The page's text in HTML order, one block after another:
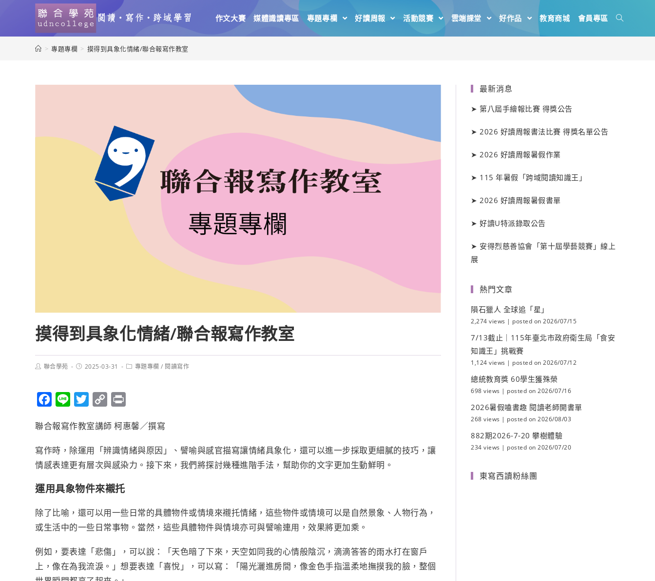
作文大賽 媒體識讀專區 專題專欄 好讀周報 活動競賽 雲端課堂 好作品 教育商城 會員專區
> 專題專欄 > 摸得到具象化情緒/聯合報寫作教室
摸得到具象化情緒/聯合報寫作教室
聯合學苑 2025-03-31 專題專欄 / 閱讀寫作
c
o
o
n
i
t
e
r
p
L
n
i
t
聯合報寫作教室講師 柯惠馨／撰寫
寫作時，除運用「辨識情緒與原因」、譬喻與感官描寫讓情緒具象化，還可以進一步採取更細膩的技巧，讓
情感表達更有層次與感染力。接下來，我們將探討幾種進階手法，幫助你的文字更加生動鮮明。
運用具象物件來襯托
除了比喻，還可以用一些日常的具體物件或情境來襯托情緒，這些物件或情境可以是自然景象、人物行為，
或生活中的一些日常事物。當然，這些具體物件與情境亦可與譬喻連用，效果將更加乘。
例如，要表達「悲傷」，可以說：「天色暗了下來，天空如同我的心情般陰沉，滴滴答答的雨水打在窗戶
上，像在為我流淚。」想要表達「喜悅」，可以寫：「陽光灑進房間，像金色手指溫柔地撫摸我的臉，整個
最新消息
➤ 第八屆手繪報比賽 得獎公告
➤ 2026 好讀周報書法比賽 得獎名單公告
➤ 2026 好讀周報暑假作業
➤ 115 年暑假「跨域閱讀知識王」
➤ 2026 好讀周報暑假書單
➤ 好讀U特派錄取公告
➤ 安得烈慈善協會「第十屆學藝競賽」線上
展
熱門文章
隕石獵人 全球追「星」
2,274 views | posted on 2026/07/15
7/13截止｜115年臺北市政府衛生局「食安
知識王」挑戰賽
1,124 views | posted on 2026/07/12
總統教育獎 60學生獲殊榮
698 views | posted on 2026/07/16
2026暑假嗑書趣 閱讀老師開書單
268 views | posted on 2026/08/03
882期2026-7-20 攀樹體驗
234 views | posted on 2026/07/20
東寫西讀粉絲團